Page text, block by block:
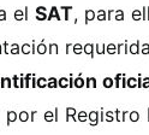
el SAT, para
el Registro